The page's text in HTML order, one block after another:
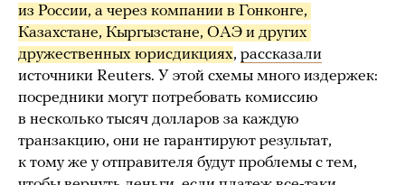
из России, а через компании в Гонконге,
Казахстане, Кыргызстане, ОАЭ и других
дружественных юрисдикциях, рассказали
источники Reuters. У этой схемы много издержек:
посредники могут потребовать комиссию
в несколько тысяч долларов за каждую
транзакцию, они не гарантируют результат,
к тому же у отправителя будут проблемы с тем,